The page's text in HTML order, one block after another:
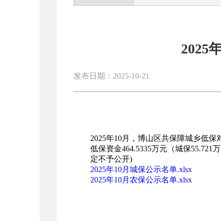
2025
发布日期：2025-10-21
2025年10月，博山区共保障城乡低保
低保资金464.5335万元（城保55.721
定不予公开)
2025年10月城保公示名单.xlsx
2025年10月农保公示名单.xlsx